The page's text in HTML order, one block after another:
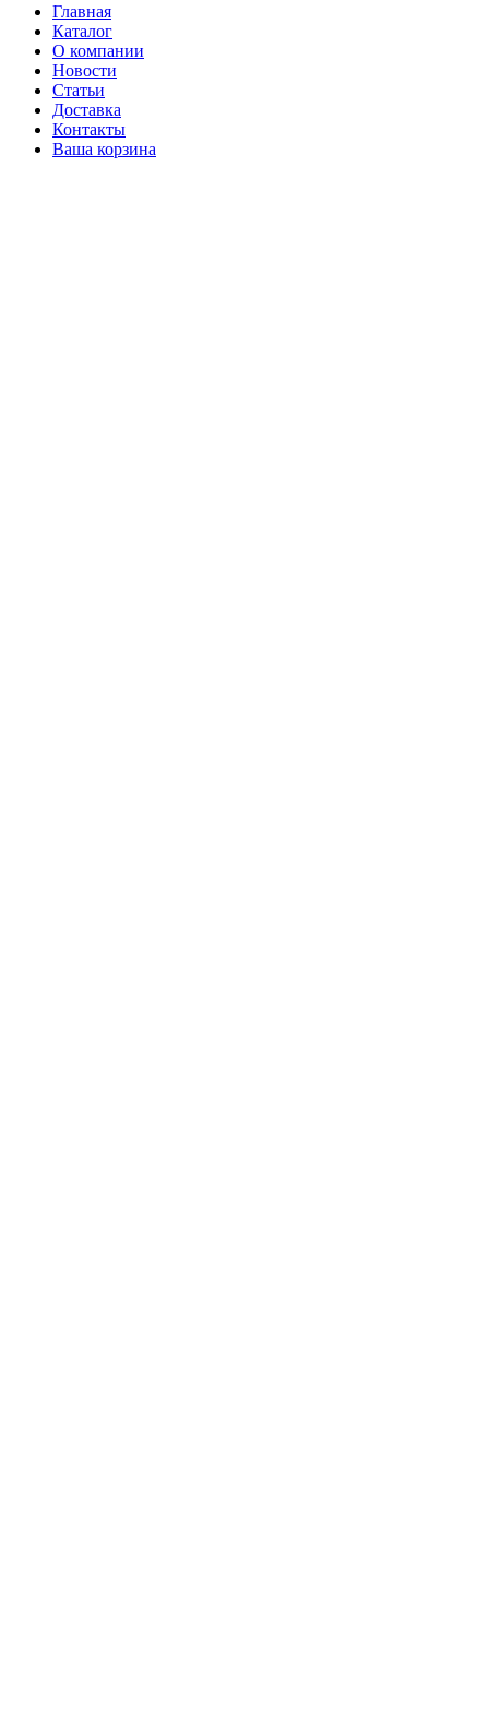
Главная
Каталог
О компании
Новости
Статьи
Доставка
Контакты
Ваша корзина